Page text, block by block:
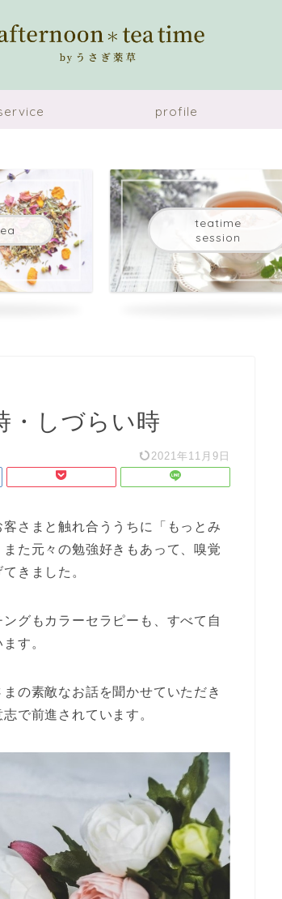
profile
teatime
session
・しづらい時
2021年11月9日
さまと触れ合ううちに「もっとみ
た元々の勉強好きもあって、嗅覚
きました。
グもカラーセラピーも、すべて自
す。
の素敵なお話を聞かせていただき
で前進されています。